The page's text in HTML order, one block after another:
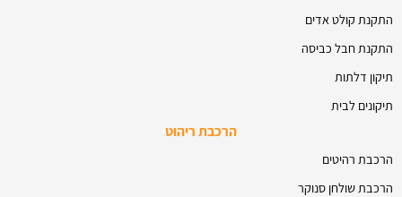
התקנת קולט אדים
התקנת חבל כביסה
תיקון דלתות
תיקונים לבית
הרכבת ריהוט
הרכבת רהיטים
הרכבת שולחן סנוקר